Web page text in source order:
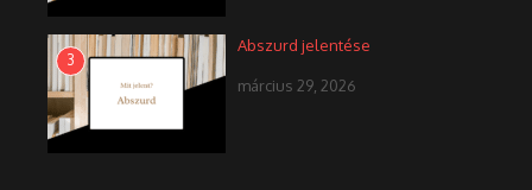
3
Abszurd jelentése
március 29, 2026